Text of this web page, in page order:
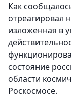
Как
отреагировал
изложенная в
состояние
области
Роскосмосе.